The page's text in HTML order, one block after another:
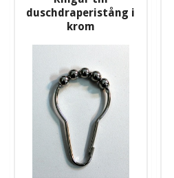
duschdraperistång i
krom